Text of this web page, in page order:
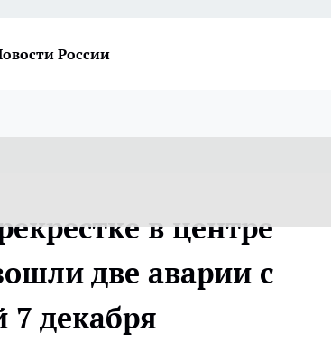
России
в центре
две аварии с
7 декабря